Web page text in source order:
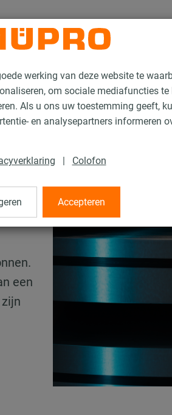
werking van deze website te
om sociale mediafuncties te
Als u ons uw toestemming geeft,
en analysepartners informeren
| Colofon
Accepteren
een